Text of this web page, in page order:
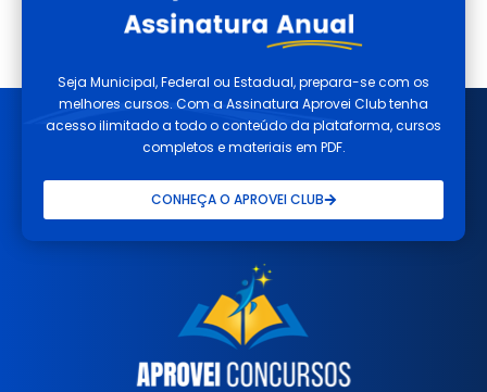
Seja Municipal, Federal ou Estadual, prepara-se com os
melhores cursos. Com a Assinatura Aprovei Club tenha
acesso ilimitado a todo o conteúdo da plataforma, cursos
completos e materiais em PDF.
CONHEÇA O APROVEI CLUB